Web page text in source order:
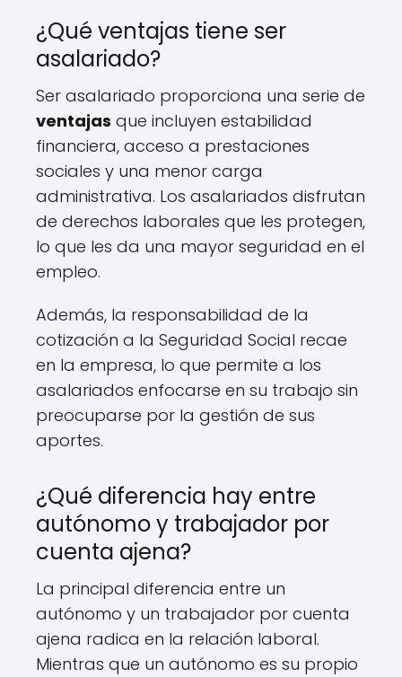
¿Qué ventajas tiene ser
asalariado?
Ser asalariado proporciona una serie de
ventajas que incluyen estabilidad
financiera, acceso a prestaciones
sociales y una menor carga
administrativa. Los asalariados disfrutan
de derechos laborales que les protegen,
lo que les da una mayor seguridad en el
empleo.
Además, la responsabilidad de la
cotización a la Seguridad Social recae
en la empresa, lo que permite a los
asalariados enfocarse en su trabajo sin
preocuparse por la gestión de sus
aportes.
¿Qué diferencia hay entre
autónomo y trabajador por
cuenta ajena?
La principal diferencia entre un
autónomo y un trabajador por cuenta
ajena radica en la relación laboral.
Mientras que un autónomo es su propio